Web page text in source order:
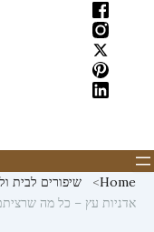
Home
שיפורים לבית
אדניות עץ – כל מה